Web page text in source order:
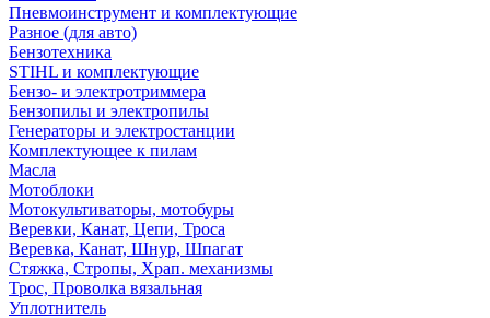
Пневмоинструмент и комплектующие
Разное (для авто)
Бензотехника
STIHL и комплектующие
Бензо- и электротриммера
Бензопилы и электропилы
Генераторы и электростанции
Комплектующее к пилам
Масла
Мотоблоки
Мотокультиваторы, мотобуры
Веревки, Канат, Цепи, Троса
Веревка, Канат, Шнур, Шпагат
Стяжка, Стропы, Храп. механизмы
Трос, Проволка вязальная
Уплотнитель